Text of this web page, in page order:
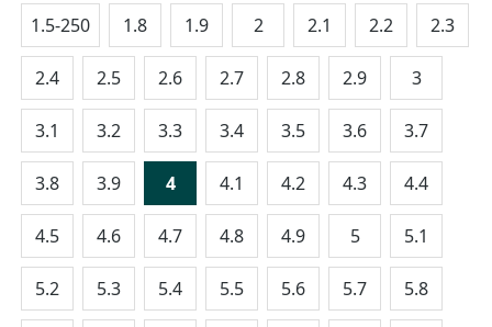
1.5-250
1.8 1.9 2 2.1 2.2 2.3
2.4 2.5 2.6 2.7 2.8 2.9 3
3.1 3.2 3.3 3.4 3.5 3.6 3.7
3.8 3.9 4 4.1 4.2 4.3 4.4
4.5 4.6 4.7 4.8 4.9 5 5.1
5.2 5.3 5.4 5.5 5.6 5.7 5.8